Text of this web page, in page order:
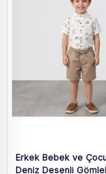
Erkek Bebek ve
Deniz Desenli